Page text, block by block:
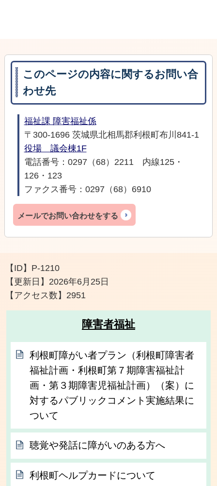
このページの内容に関するお問い合
わせ先
福祉課 障害福祉係
〒300-1696 茨城県北相馬郡利根町布川841-1
役場 議会棟1F
電話番号：0297（68）2211 内線125・
126・123
ファクス番号：0297（68）6910
メールでお問い合わせをする
【ID】 P-1210
【更新日】 2026年6月25日
【アクセス数】 2951
障害者福祉
利根町障がい者プラン（利根町障害者
福祉計画・利根町第７期障害福祉計
画・第３期障害児福祉計画）（案）に
対するパブリックコメント実施結果に
ついて
聴覚や発話に障がいのある方へ
利根町ヘルプカードについて